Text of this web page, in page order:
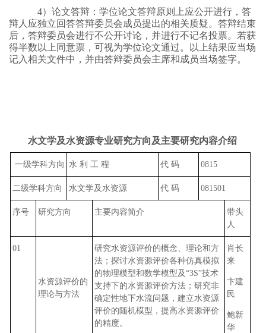
4）论文答辩：学位论文答辩原则上应公开进行，答
辩人应独立回答答辩委员会成员提出的相关质疑。答辩结束
后，答辩委员会进行不公开讨论，并进行不记名投票。若获
得半数以上同意票，可视为学位论文通过。以上结果应当场
记入相关文件中，并由答辩委员会主席和成员当场签字。
水文学及水资源专业研究方向及主要研究内容介绍
一级学科方向 水 利 工 程 代 码 0815
二级学科方向 水文学及水资源 代 码 081501
序号 研究方向 主要内容简介
带头
人
01
水资源评价的
理论与方法
研究水资源评价的概念、理论和方
法；探讨水资源评价各种仿真模拟
的物理模型和数学模型及“3S”技术
支持下的水资源评价方法；研究非
确定性地下水流问题，建立水资源
评价的随机模型，提高水资源评价
的精度。
肖长
来
卞建
民
鲍新
华